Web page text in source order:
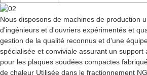
Nous disposons de machines de production
d'ingénieurs et d'ouvriers expérimentés et
gestion de la qualité reconnus et d'une
spécialisée et conviviale assurant un support
pour les plaques soudées compactes
de chaleur Utilisée dans le fractionnement